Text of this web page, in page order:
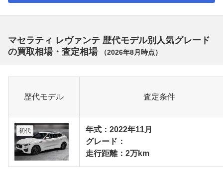
マセラティ レヴァンテ 歴代モデル別人気グレード
の買取相場・査定相場
（2026年8月 時点）
歴代モデル 査定条件
初代
年式：2022年11月
グレード：
走行距離：2万km